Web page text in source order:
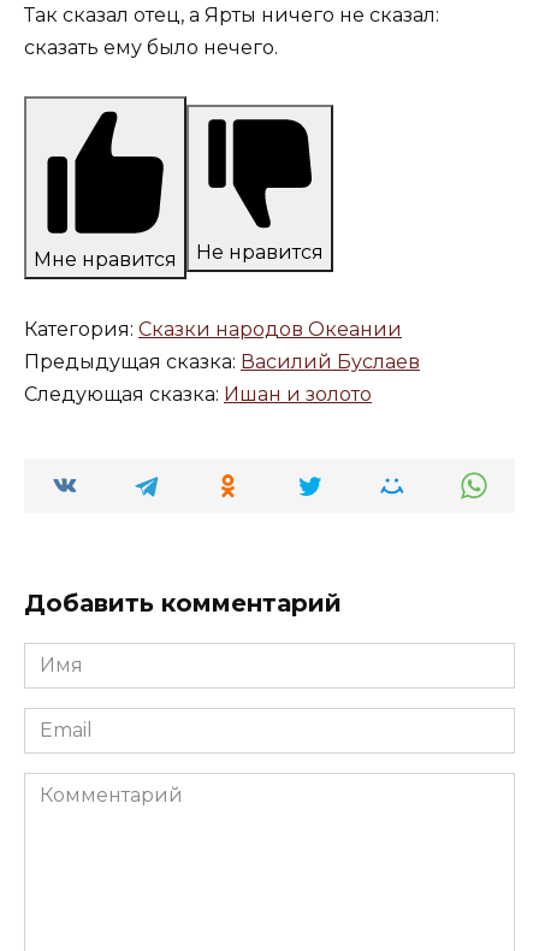
Так сказал отец, а Ярты ничего не сказал:
сказать ему было нечего.
Мне нравится Не нравится
Категория: Сказки народов Океании
Предыдущая сказка: Василий Буслаев
Следующая сказка: Ишан и золото
Добавить комментарий
Имя
*
Email
*
Комментарий